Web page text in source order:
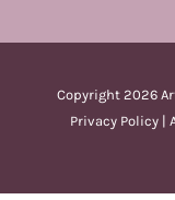
Copyright 2026
Privacy Policy |